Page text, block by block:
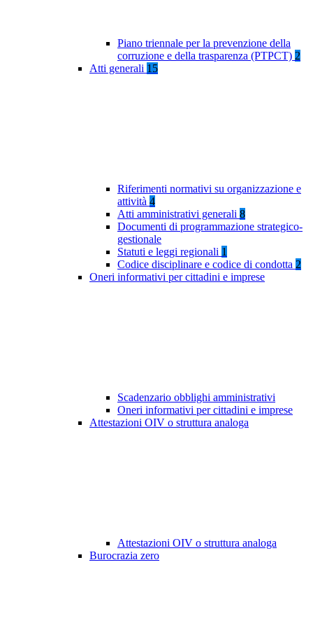
Piano triennale per la prevenzione della
corruzione e della trasparenza (PTPCT) 2
Atti generali 15
Riferimenti normativi su organizzazione e
attività 4
Atti amministrativi generali 8
Documenti di programmazione strategico-
gestionale
Statuti e leggi regionali 1
Codice disciplinare e codice di condotta 2
Oneri informativi per cittadini e imprese
Scadenzario obblighi amministrativi
Oneri informativi per cittadini e imprese
Attestazioni OIV o struttura analoga
Attestazioni OIV o struttura analoga
Burocrazia zero